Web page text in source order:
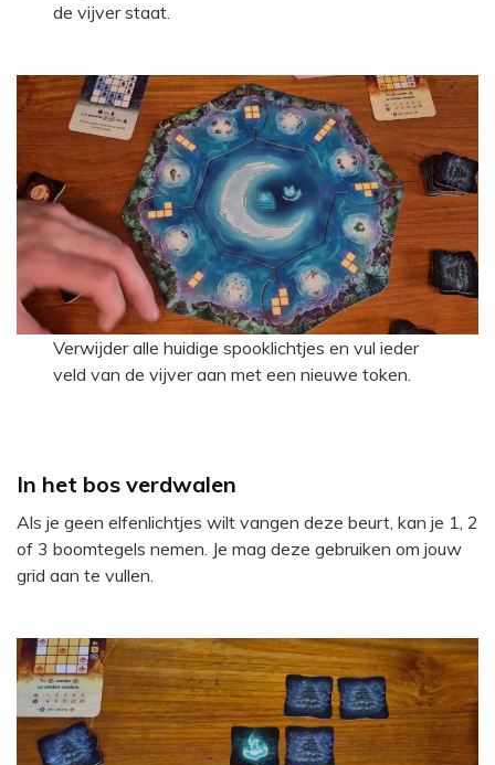
de vijver staat.
Verwijder alle huidige spooklichtjes en vul ieder
veld van de vijver aan met een nieuwe token.
In het bos verdwalen
Als je geen elfenlichtjes wilt vangen deze beurt, kan je 1, 2
of 3 boomtegels nemen. Je mag deze gebruiken om jouw
grid aan te vullen.